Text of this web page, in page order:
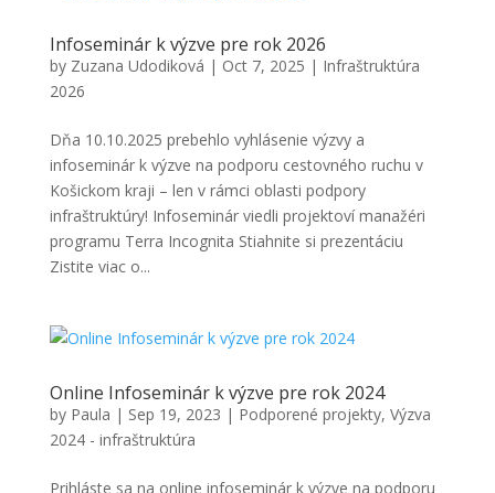
Infoseminár k výzve pre rok 2026
by Zuzana Udodiková | Oct 7, 2025 | Infraštruktúra
2026
Dňa 10.10.2025 prebehlo vyhlásenie výzvy a
infoseminár k výzve na podporu cestovného ruchu v
Košickom kraji – len v rámci oblasti podpory
infraštruktúry! Infoseminár viedli projektoví manažéri
programu Terra Incognita Stiahnite si prezentáciu
Zistite viac o...
Online Infoseminár k výzve pre rok 2024
by Paula | Sep 19, 2023 | Podporené projekty, Výzva
2024 - infraštruktúra
Prihláste sa na online infoseminár k výzve na podporu